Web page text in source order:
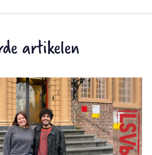
artikelen